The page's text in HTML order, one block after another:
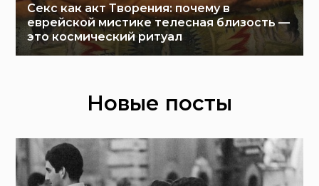
Секс как акт Творения: почему в
еврейской мистике телесная близость —
это космический ритуал
Новые посты